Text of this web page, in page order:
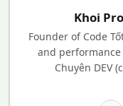
Khoi
Founder of Code
and
Chuyên DEV